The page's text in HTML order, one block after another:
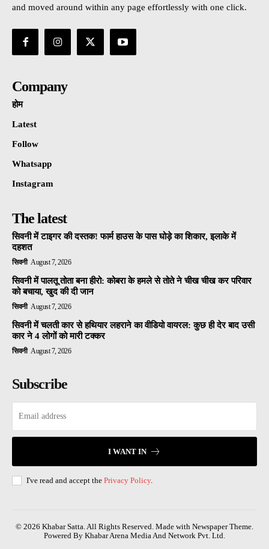
and moved around within any page effortlessly with one click.
Company
होम
Latest
Follow
Whatsapp
Instagram
The latest
सिवनी में टाइगर की दस्तक! फार्म हाउस के पास घोड़े का शिकार, इलाके में
दहशत
सिवनी August 7, 2026
सिवनी में पालतू तोता बना हीरो: कोबरा के हमले से तोते ने चीख चीख कर परिवार
को बचाया, खुद की दी जान
सिवनी August 7, 2026
सिवनी में चलती कार से हथियार लहराने का वीडियो वायरल: कुछ ही देर बाद उसी
कार ने 4 लोगों को मारी टक्कर
सिवनी August 7, 2026
Subscribe
I WANT IN
I've read and accept the Privacy Policy.
© 2026 Khabar Satta. All Rights Reserved. Made with Newspaper Theme.
Powered By Khabar Arena Media And Network Pvt. Ltd.